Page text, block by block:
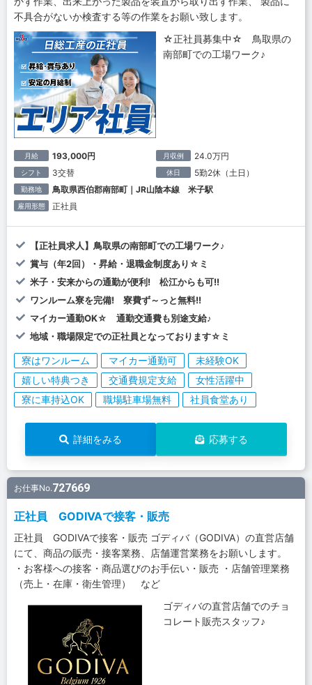
不具合がないか検査する等の作業をお願い致します。
☆正社員募集中☆ 鳥取県の
南部町での工場ワーク♪
月給 193,000円 月収例 24.0万円
シフト 3交替 休日 5勤2休（土日）
勤務地 鳥取県西伯郡南部町｜JR山陰本線 米子駅
雇用形態 正社員
【正社員求人】鳥取県の南部町での工場ワーク♪
賞与（年2回）・昇給・退職金制度あり☆ミ
米子・安来からの通勤が便利! 松江からも可!!
ワンルーム寮を完備! 寮費ず～っと無料!!
マイカー通勤OK☆ 通勤交通費も別途支給♪
地域・職場限定での正社員となっております☆ミ
寮はワンルーム マイカー通勤可
未経験OK
嬉しい特典つき
交通費規定支給
女性活躍中
寮に車持込OK
職場駐車場無料 社員食堂あり
詳細をみる 応募する
お仕事No.727669
正社員 GODIVAで接客・販売
正社員 GODIVAで接客・販売 ゴディバ（GODIVA）の直営店舗
にて、商品の販売・接客業務、店舗運営業務をお願いします。
・お客様への接客・商品選びのお手伝い・販売 ・店舗管理業務
（売上・在庫・衛生管理） など
ゴディバの直営店舗でのチョ
コレート販売スタッフ♪